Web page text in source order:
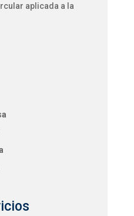
aplicada a la